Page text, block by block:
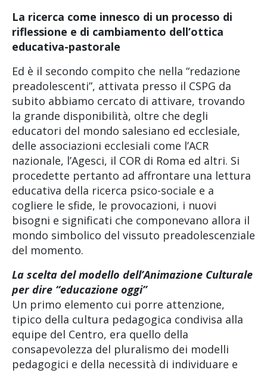
La ricerca come innesco di un processo di
riflessione e di cambiamento dell’ottica
educativa-pastorale
Ed è il secondo compito che nella “redazione
preadolescenti”, attivata presso il CSPG da
subito abbiamo cercato di attivare, trovando
la grande disponibilità, oltre che degli
educatori del mondo salesiano ed ecclesiale,
delle associazioni ecclesiali come l’ACR
nazionale, l’Agesci, il COR di Roma ed altri. Si
procedette pertanto ad affrontare una lettura
educativa della ricerca psico-sociale e a
cogliere le sfide, le provocazioni, i nuovi
bisogni e significati che componevano allora il
mondo simbolico del vissuto preadolescenziale
del momento.
La scelta del modello dell’Animazione Culturale
per dire “educazione oggi”
Un primo elemento cui porre attenzione,
tipico della cultura pedagogica condivisa alla
equipe del Centro, era quello della
consapevolezza del pluralismo dei modelli
pedagogici e della necessità di individuare e